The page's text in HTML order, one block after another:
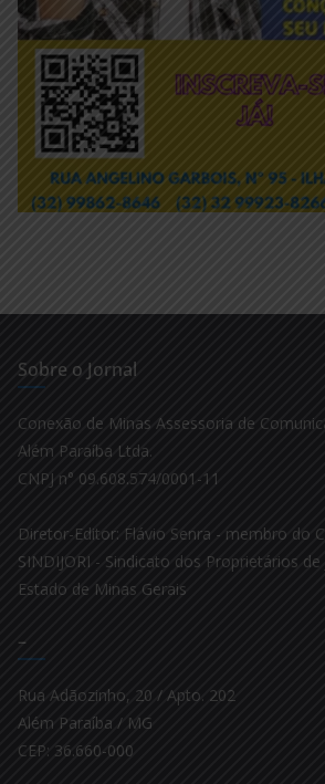
Sobre o Jornal
Conexão de Minas Assessoria de
Além Paraíba Ltda.
CNPJ n° 09.608.574/0001-11
Diretor-Editor: Flávio Senra - membro do
SINDIJORI - Sindicato dos Proprietários
Estado de Minas Gerais
–
Rua Adãozinho, 20 / Apto. 202
Além Paraíba / MG
CEP: 36.660-000